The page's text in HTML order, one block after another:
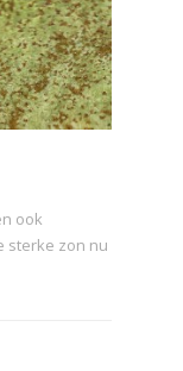
ook
sterke zon nu